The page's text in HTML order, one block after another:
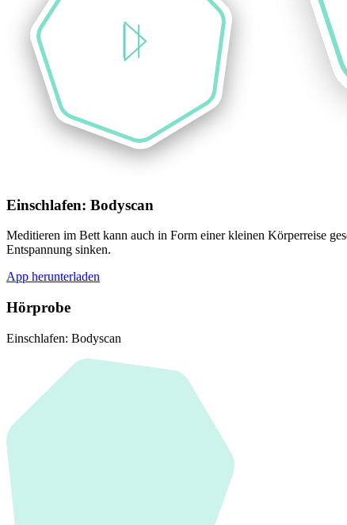
Einschlafen: Bodyscan
Meditieren im Bett kann auch in Form einer kleinen Körperreise
Entspannung sinken.
App herunterladen
Hörprobe
Einschlafen: Bodyscan